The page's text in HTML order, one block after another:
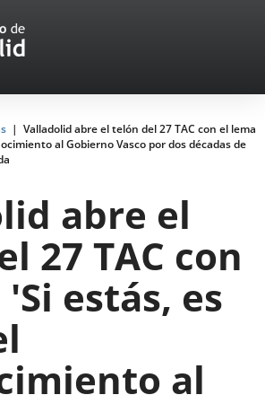
Valladolid abre el telón del 27 TAC con el lema
al Gobierno Vasco por dos décadas de
abre el
27 TAC con
estás, es
al